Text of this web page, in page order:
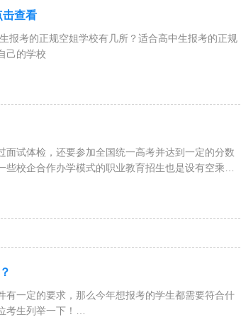
击查看
报考的正规空姐学校有几所？适合高中生报考的正规
己的学校
面试体检，还要参加全国统一高考并达到一定的分数
校企合作办学模式的职业教育招生也是设有空乘专
有一定的要求，那么今年想报考的学生都需要符合什
考生列举一下！